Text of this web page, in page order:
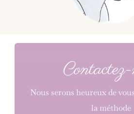
Nous serons heureux de
la méthode